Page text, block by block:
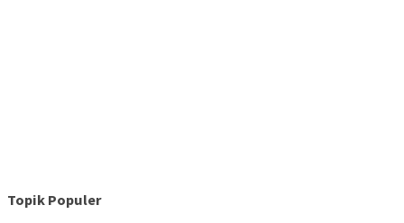
Topik Populer